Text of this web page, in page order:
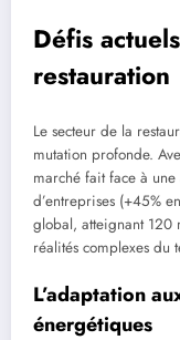
Défis
restauration
Le secteur de la
mutation profonde.
marché fait face à
d’entreprises (+45%
global, atteignant 120
réalités complexes du
L’adaptation
énergétiques